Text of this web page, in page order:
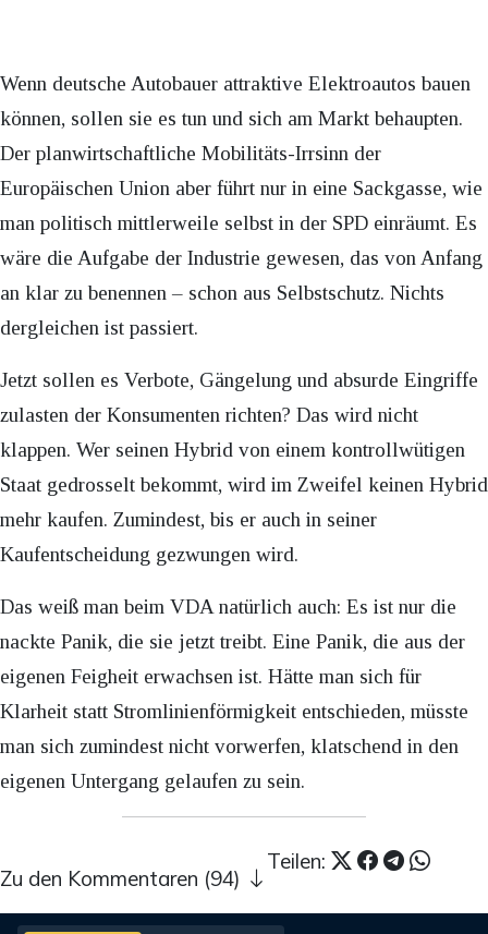
Wenn deutsche Autobauer attraktive Elektroautos bauen
können, sollen sie es tun und sich am Markt behaupten.
Der planwirtschaftliche Mobilitäts-Irrsinn der
Europäischen Union aber führt nur in eine Sackgasse, wie
man politisch mittlerweile selbst in der SPD einräumt. Es
wäre die Aufgabe der Industrie gewesen, das von Anfang
an klar zu benennen – schon aus Selbstschutz. Nichts
dergleichen ist passiert.
Jetzt sollen es Verbote, Gängelung und absurde Eingriffe
zulasten der Konsumenten richten? Das wird nicht
klappen. Wer seinen Hybrid von einem kontrollwütigen
Staat gedrosselt bekommt, wird im Zweifel keinen Hybrid
mehr kaufen. Zumindest, bis er auch in seiner
Kaufentscheidung gezwungen wird.
Das weiß man beim VDA natürlich auch: Es ist nur die
nackte Panik, die sie jetzt treibt. Eine Panik, die aus der
eigenen Feigheit erwachsen ist. Hätte man sich für
Klarheit statt Stromlinienförmigkeit entschieden, müsste
man sich zumindest nicht vorwerfen, klatschend in den
eigenen Untergang gelaufen zu sein.
Teilen:
Zu den Kommentaren (94)